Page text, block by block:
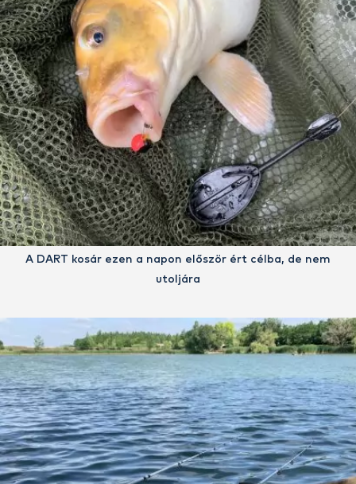
A DART kosár ezen a napon először ért célba, de nem
utoljára